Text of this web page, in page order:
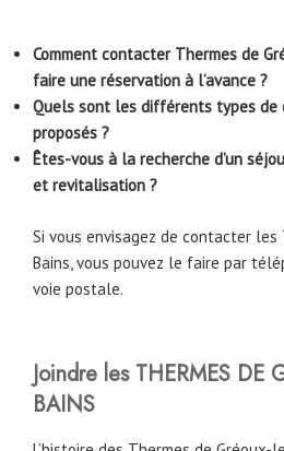
Comment contacter Thermes de
faire une réservation à l’avance ?
Quels sont les différents types de
proposés ?
Êtes-vous à la recherche d’un
et revitalisation ?
Si vous envisagez de contacter
Bains, vous pouvez le faire par
voie postale.
Joindre les THERMES DE
BAINS